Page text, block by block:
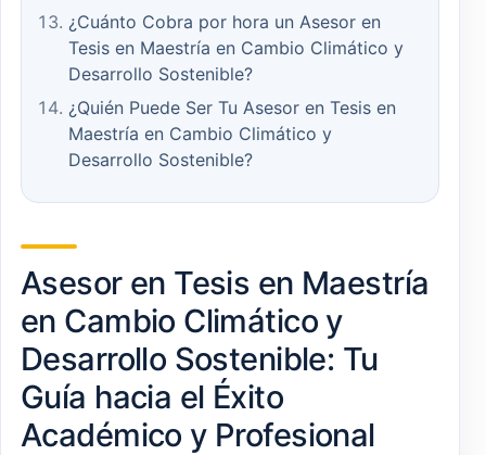
¿Cuánto Cobra por hora un Asesor en
Tesis en Maestría en Cambio Climático y
Desarrollo Sostenible?
¿Quién Puede Ser Tu Asesor en Tesis en
Maestría en Cambio Climático y
Desarrollo Sostenible?
Asesor en Tesis en Maestría
en Cambio Climático y
Desarrollo Sostenible: Tu
Guía hacia el Éxito
Académico y Profesional